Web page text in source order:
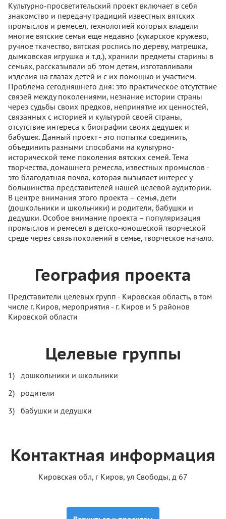
Культурно-просветительский проект включает в себя
знакомство и передачу традиций известных вятских
промыслов и ремесел, технологией которых владели
многие вятские семьи еще недавно (кукарское кружево,
ручное ткачество, вятская роспись по дереву, матрешка,
дымковская игрушка и т.д.), хранили предметы старины в
семьях, рассказывали об этом детям, изготавливали
изделия на глазах детей и с их помощью и участием.
Проблема сегодняшнего дня: это практическое отсутствие
связей между поколениями, незнание истории страны
через судьбы своих предков, непринятие их ценностей,
связанных с историей и культурой своей страны,
отсутствие интереса к биографии своих дедушек и
бабушек. Данный проект - это попытка соединить,
объединить разными способами на культурно-
исторической теме поколения вятских семей. Тема
творчества, домашнего ремесла, известных промыслов -
это благодатная почва, которая вызывает интерес у
большинства представителей нашей целевой аудитории.
В центре внимания этого проекта – семья, дети
(дошкольники и школьники) и родители, бабушки и
дедушки. Особое внимание проекта – популяризация
промыслов и ремесел в детско-юношеской творческой
среде через связь поколений в семье, творческое начало.
География проекта
Представители целевых групп - Кировская область, в том
числе г. Киров, мероприятия - г. Киров и 5 районов
Кировской области
Целевые группы
дошкольники и школьники
родители
бабушки и дедушки
Контактная информация
Кировская обл, г Киров, ул Свободы, д 67